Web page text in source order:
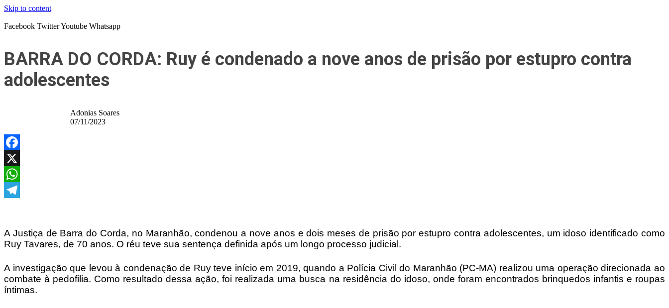
Skip to content
Facebook TwitterYoutube Whatsapp
BARRA DO CORDA: Ruy é condenado a nove anos de prisão por estupro contra
adolescentes
Adonias Soares
07/11/2023
Facebook
X
WhatsApp
A Justiça de Barra do Corda, no Maranhão, condenou a nove anos e dois meses de prisão por estupro contra adolescentes, um idoso identificado como
Ruy Tavares, de 70 anos. O réu teve sua sentença definida após um longo processo judicial.
A investigação que levou à condenação de Ruy teve início em 2019, quando a Polícia Civil do Maranhão (PC-MA) realizou uma operação direcionada ao
combate à pedofilia. Como resultado dessa ação, foi realizada uma busca na residência do idoso, onde foram encontrados brinquedos infantis e roupas
íntimas.